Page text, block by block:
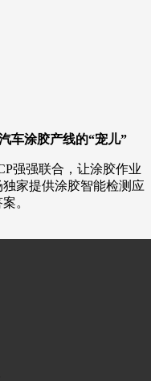
车涂胶产线的“宠儿”
强强联合，让涂胶作业
家提供涂胶智能检测应
。